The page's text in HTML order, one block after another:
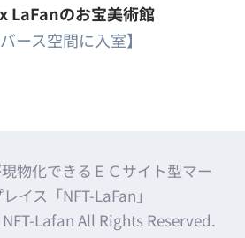
LaFanのお宝美術館
バース空間に入室】
物化できるＥＣサイト型マー
イス「NFT-LaFan」
Lafan All Rights Reserved.